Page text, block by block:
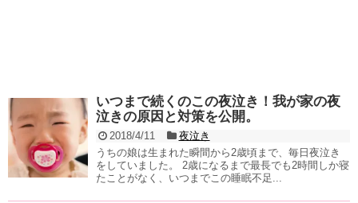
いつまで続くのこの夜泣き！我が家の夜
泣きの原因と対策を公開。
2018/4/11
夜泣き
うちの娘は生まれた瞬間から2歳頃まで、毎日夜泣き
をしていました。 2歳になるまで最長でも2時間しか寝
たことがなく、いつまでこの睡眠不足...